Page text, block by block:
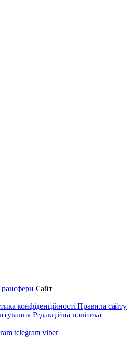
Сайт
конфіденційності Правила сайту
Редакційна політика
telegram viber